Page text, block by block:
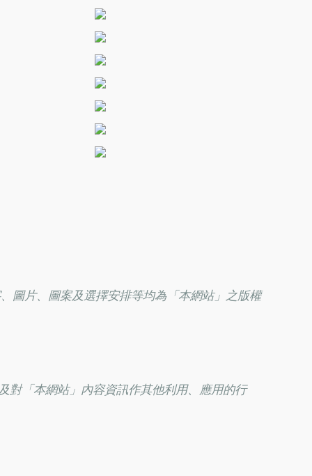
圖片、圖案及選擇安排等均為「本網站」之版權
對「本網站」內容資訊作其他利用、應用的行